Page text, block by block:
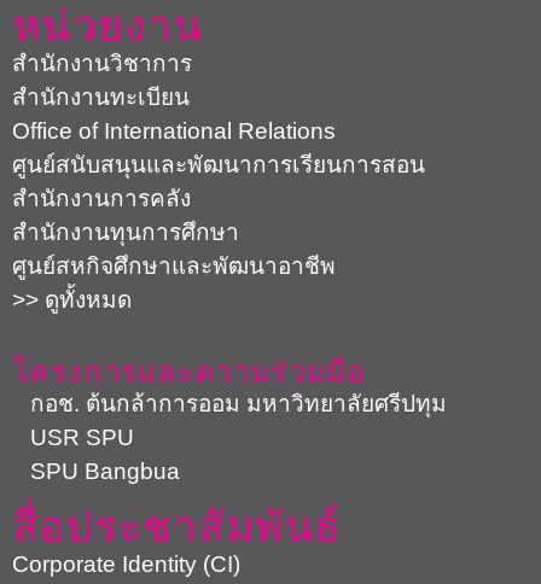
หน่วยงาน
สำนักงานวิชาการ
สำนักงานทะเบียน
Office of International Relations
ศูนย์สนับสนุนและพัฒนาการเรียนการสอน
สำนักงานการคลัง
สำนักงานทุนการศึกษา
ศูนย์สหกิจศึกษาและพัฒนาอาชีพ
>> ดูทั้งหมด
โครงการและความร่วมมือ
ช. ต้นกล้าการออม มหาวิทยาลัยศรีปทุม
SPU
Bangbua
สื่อประชาสัมพันธ์
Corporate Identity (CI)